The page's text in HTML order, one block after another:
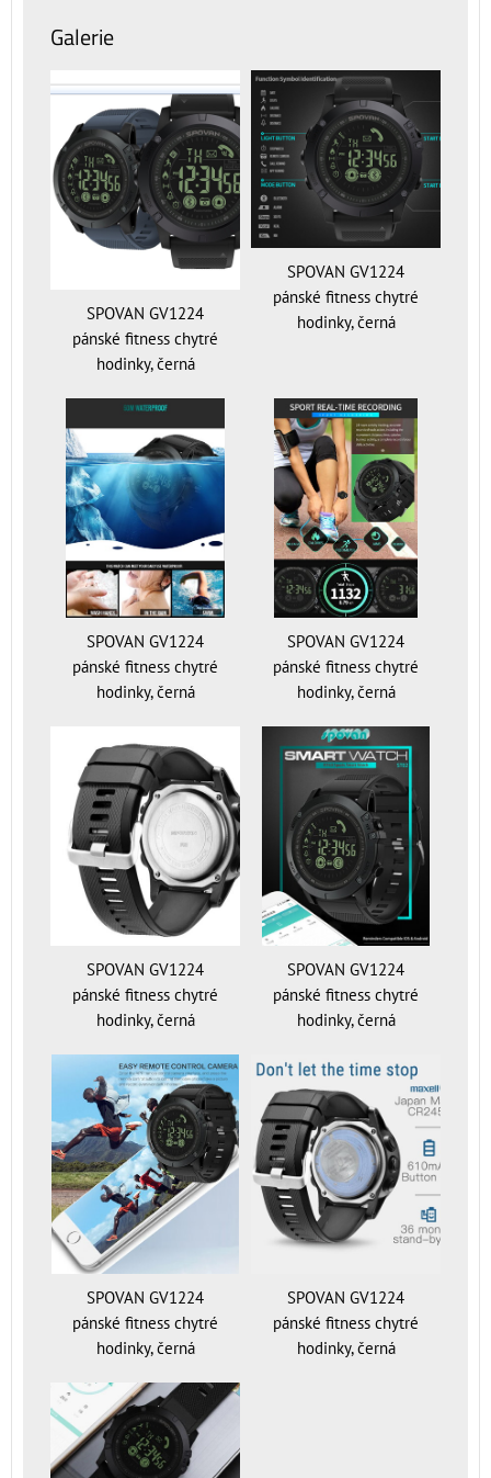
Galerie
SPOVAN GV1224
pánské fitness chytré
hodinky, černá
SPOVAN GV1224
pánské fitness chytré
hodinky, černá
SPOVAN GV1224
pánské fitness chytré
hodinky, černá
SPOVAN GV1224
pánské fitness chytré
hodinky, černá
SPOVAN GV1224
pánské fitness chytré
hodinky, černá
SPOVAN GV1224
pánské fitness chytré
hodinky, černá
SPOVAN GV1224
pánské fitness chytré
hodinky, černá
SPOVAN GV1224
pánské fitness chytré
hodinky, černá